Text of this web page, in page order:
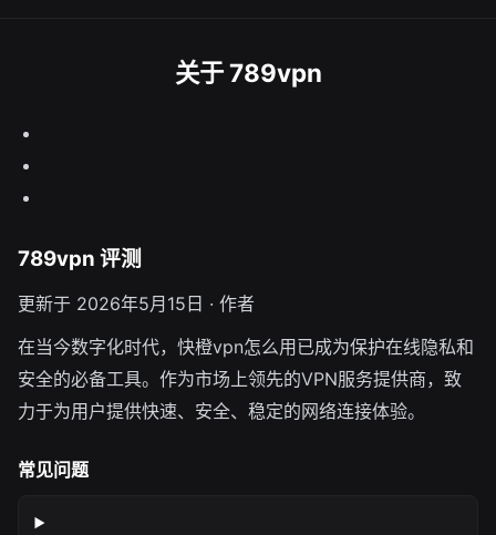
关于 789vpn
789vpn 评测
更新于 2026年5月15日 · 作者
在当今数字化时代，快橙vpn怎么用已成为保护在线隐私和
安全的必备工具。作为市场上领先的VPN服务提供商，致
力于为用户提供快速、安全、稳定的网络连接体验。
常见问题